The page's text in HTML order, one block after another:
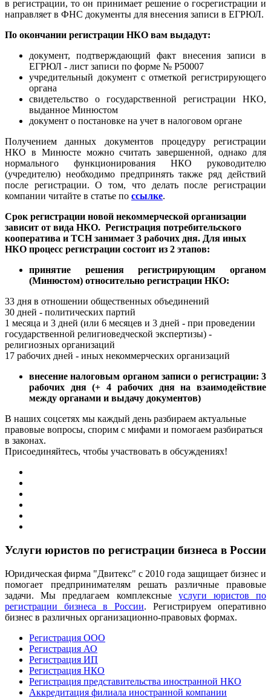
в регистрации, то он принимает решение о госрегистрации и
направляет в ФНС документы для внесения записи в ЕГРЮЛ.
По окончании регистрации НКО вам выдадут:
документ, подтверждающий факт внесения записи в
ЕГРЮЛ - лист записи по форме № Р50007
учредительный документ с отметкой регистрирующего
органа
свидетельство о государственной регистрации НКО,
выданное Минюстом
документ о постановке на учет в налоговом органе
Получением данных документов процедуру регистрации
НКО в Минюсте можно считать завершенной, однако для
нормального функционирования НКО руководителю
(учредителю) необходимо предпринять также ряд действий
после регистрации. О том, что делать после регистрации
компании читайте в статье по ссылке.
Срок регистрации новой некоммерческой организации
зависит от вида НКО. Регистрация потребительского
кооператива и ТСН занимает 3 рабочих дня. Для иных
НКО процесс регистрации состоит из 2 этапов:
принятие решения регистрирующим органом
(Минюстом) относительно регистрации НКО:
33 дня в отношении общественных объединений
30 дней - политических партий
1 месяца и 3 дней (или 6 месяцев и 3 дней - при проведении
государственной религиоведческой экспертизы) -
религиозных организаций
17 рабочих дней - иных некоммерческих организаций
внесение налоговым органом записи о регистрации: 3
рабочих дня (+ 4 рабочих дня на взаимодействие
между органами и выдачу документов)
В наших соцсетях мы каждый день разбираем актуальные
правовые вопросы, спорим с мифами и помогаем разбираться
в законах.
Присоединяйтесь, чтобы участвовать в обсуждениях!
Услуги юристов по регистрации бизнеса в России
Юридическая фирма "Двитекс" с 2010 года защищает бизнес и
помогает предпринимателям решать различные правовые
задачи. Мы предлагаем комплексные услуги юристов по
регистрации бизнеса в России. Регистрируем оперативно
бизнес в различных организационно-правовых формах.
Регистрация ООО
Регистрация АО
Регистрация ИП
Регистрация НКО
Регистрация представительства иностранной НКО
Аккредитация филиала иностранной компании